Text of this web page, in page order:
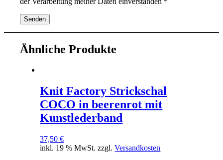
Ähnliche Produkte
Knit Factory Strickschal
COCO in beerenrot mit
Kunstlederband
37,50€
inkl. 19 % MwSt. zzgl.Versandkosten